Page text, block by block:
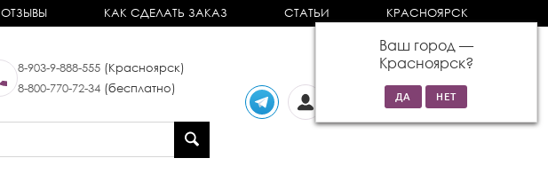
ОТЗЫВЫ КАК СДЕЛАТЬ ЗАКАЗ СТАТЬИ КРАСНОЯРСК
Ваш город —
Красноярск?
8-903-9-888-555 (Красноярск)
8-800-770-72-34 (бесплатно)
0 товаров
на сумму 0р